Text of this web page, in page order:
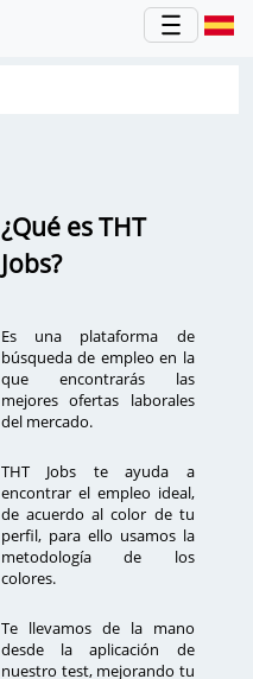
¿Qué es THT
Jobs?
Es una plataforma de
búsqueda de empleo en la
que encontrarás las
mejores ofertas laborales
del mercado.
THT Jobs te ayuda a
encontrar el empleo ideal,
de acuerdo al color de tu
perfil, para ello usamos la
metodología de los
colores.
Te llevamos de la mano
desde la aplicación de
nuestro test, mejorando tu